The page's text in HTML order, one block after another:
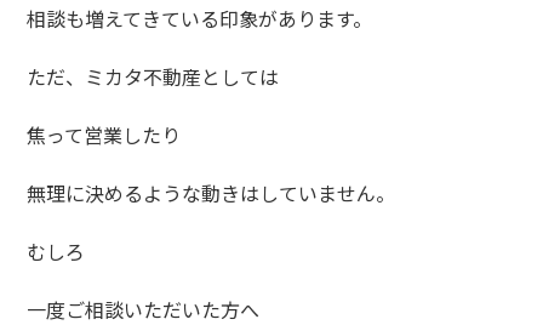
相談も増えてきている印象があります。
ただ、ミカタ不動産としては
焦って営業したり
無理に決めるような動きはしていません。
むしろ
一度ご相談いただいた方へ